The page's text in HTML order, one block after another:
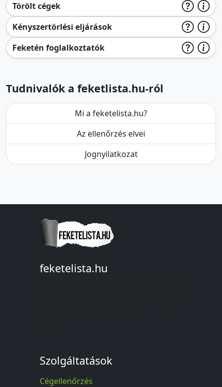
Törölt cégek
Kényszertörlési eljárások
Feketén foglalkoztatók
Tudnivalók a feketlista.hu-ról
Mi a feketelista.hu?
Az ellenőrzés elvei
Jognyilatkozat
feketelista.hu
Szolgáltatások
Cégellenőrzés